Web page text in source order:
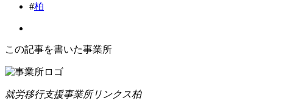
#柏
この記事を書いた事業所
就労移行支援事業所リンクス柏